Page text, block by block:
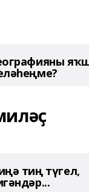
тиң түгел,